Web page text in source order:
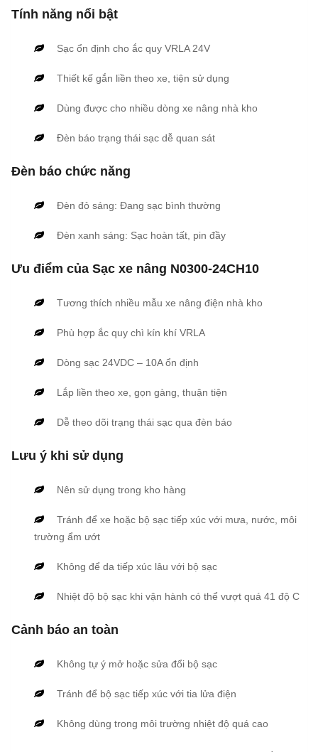
Tính năng nổi bật
Sạc ổn định cho ắc quy VRLA 24V
Thiết kế gắn liền theo xe, tiện sử dụng
Dùng được cho nhiều dòng xe nâng nhà kho
Đèn báo trạng thái sạc dễ quan sát
Đèn báo chức năng
Đèn đỏ sáng: Đang sạc bình thường
Đèn xanh sáng: Sạc hoàn tất, pin đầy
Ưu điểm của Sạc xe nâng N0300-24CH10
Tương thích nhiều mẫu xe nâng điện nhà kho
Phù hợp ắc quy chì kín khí VRLA
Dòng sạc 24VDC – 10A ổn định
Lắp liền theo xe, gọn gàng, thuận tiện
Dễ theo dõi trạng thái sạc qua đèn báo
Lưu ý khi sử dụng
Nên sử dụng trong kho hàng
Tránh để xe hoặc bộ sạc tiếp xúc với mưa, nước, môi
trường ẩm ướt
Không để da tiếp xúc lâu với bộ sạc
Nhiệt độ bộ sạc khi vận hành có thể vượt quá 41 độ C
Cảnh báo an toàn
Không tự ý mở hoặc sửa đổi bộ sạc
Tránh để bộ sạc tiếp xúc với tia lửa điện
Không dùng trong môi trường nhiệt độ quá cao